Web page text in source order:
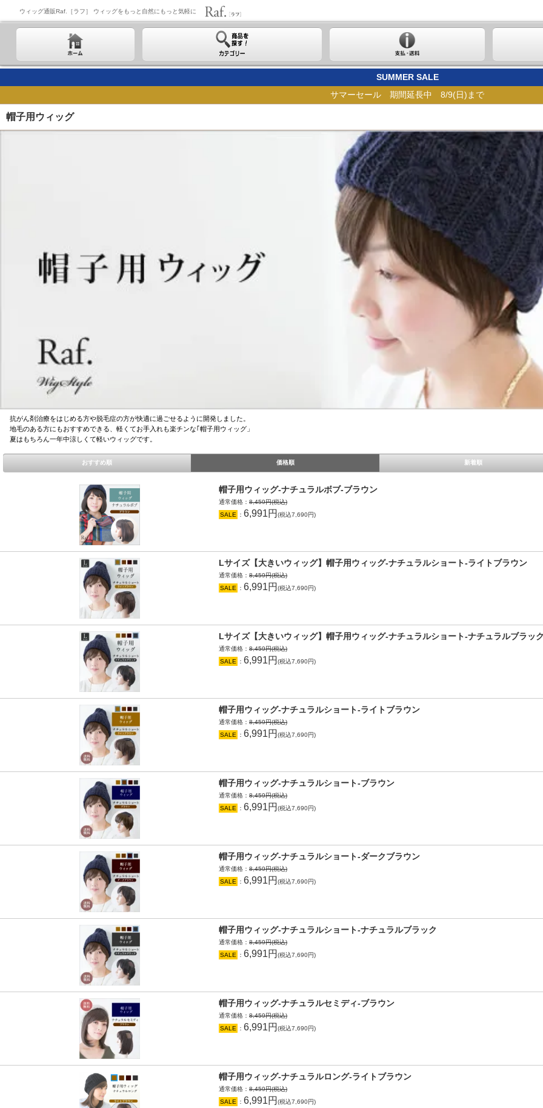
ウィッグ通販Raf.［ラフ］ ウィッグをもっと自然にもっと気軽に
SUMMER SALE
サマーセール 期間延長中 8/9(日)まで
帽子用ウィッグ
抗がん剤治療をはじめる方や脱毛症の方が快適に過ごせるように開発しました。
地毛のある方にもおすすめできる、軽くてお手入れも楽チンな｢帽子用ウィッグ」
夏はもちろん一年中涼しくて軽いウィッグです。
おすすめ順 価格順 新着順
帽子用ウィッグ-ナチュラルボブ-ブラウン
通常価格： 8,459円(税込)
SALE ： 6,991円 (税込7,690円)
Lサイズ【大きいウィッグ】帽子用ウィッグ-ナチュラルショート-ライトブラウン
通常価格： 8,459円(税込)
SALE ： 6,991円 (税込7,690円)
Lサイズ【大きいウィッグ】帽子用ウィッグ-ナチュラルショート-ナチュラルブラッ
通常価格： 8,459円(税込)
SALE ： 6,991円 (税込7,690円)
帽子用ウィッグ-ナチュラルショート-ライトブラウン
通常価格： 8,459円(税込)
SALE ： 6,991円 (税込7,690円)
帽子用ウィッグ-ナチュラルショート-ブラウン
通常価格： 8,459円(税込)
SALE ： 6,991円 (税込7,690円)
帽子用ウィッグ-ナチュラルショート-ダークブラウン
通常価格： 8,459円(税込)
SALE ： 6,991円 (税込7,690円)
帽子用ウィッグ-ナチュラルショート-ナチュラルブラック
通常価格： 8,459円(税込)
SALE ： 6,991円 (税込7,690円)
帽子用ウィッグ-ナチュラルセミディ-ブラウン
通常価格： 8,459円(税込)
SALE ： 6,991円 (税込7,690円)
帽子用ウィッグ-ナチュラルロング-ライトブラウン
通常価格： 8,459円(税込)
SALE ： 6,991円 (税込7,690円)